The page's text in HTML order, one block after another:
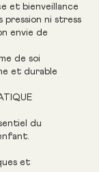
et bienveillance
pression ni stress
envie de
de soi
et durable
du
et